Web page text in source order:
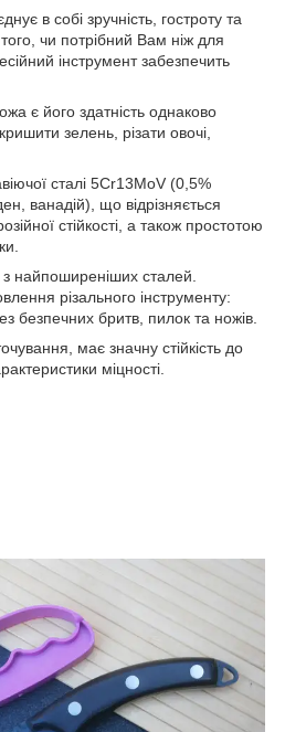
в собі зручність, гостроту та
чи потрібний Вам ніж для
інструмент забезпечить
є його здатність однаково
зелень, різати овочі,
сталі 5Cr13MoV (0,5%
ванадій), що відрізняється
стійкості, а також простотою
найпоширеніших сталей.
різального інструменту:
безпечних бритв, пилок та ножів.
має значну стійкість до
міцності.